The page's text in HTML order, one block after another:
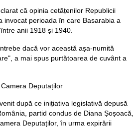
că opinia cetățenilor Republicii
invocat perioada în care Basarabia a
anii 1918 și 1940.
dacă vor această așa-numită
a mai spus purtătoarea de cuvânt a
Deputaților
după ce inițiativa legislativă depusă
partid condus de Diana Șoșoacă,
Deputaților, în urma expirării